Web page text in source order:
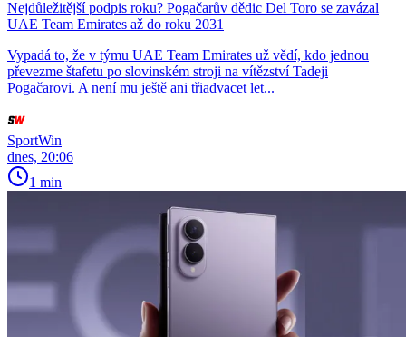
Nejdůležitější podpis roku? Pogačarův dědic Del Toro se zavázal
UAE Team Emirates až do roku 2031
Vypadá to, že v týmu UAE Team Emirates už vědí, kdo jednou
převezme štafetu po slovinském stroji na vítězství Tadeji
Pogačarovi. A není mu ještě ani třiadvacet let...
SportWin
dnes, 20:06
1 min